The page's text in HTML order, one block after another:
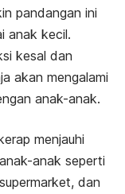
pandangan ini
anak kecil.
kesal dan
akan mengalami
anak-anak.
menjauhi
anak seperti
dan